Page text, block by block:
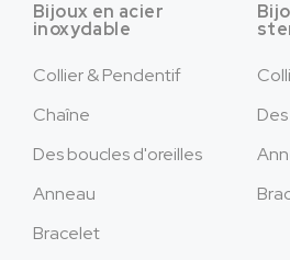
Bijoux en acier
inoxydable
Collier & Pendentif
Chaîne
Des boucles d'oreilles
Anneau
Bracelet